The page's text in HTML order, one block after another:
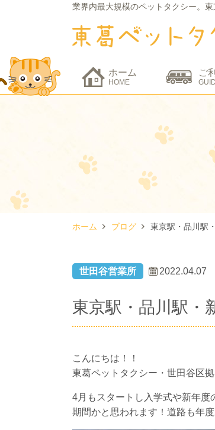
業界内最大規模のペットタクシー。 東
ホーム
HOME
ご
ホーム ブログ 東京駅・品川駅
世田谷営業所 2022.04.07
東京駅・品川駅・
こんにちは！！
東葛ペットタクシー・世田谷区拠
4月もスタートし入学式や新年度
期間かと思われます！道路も年